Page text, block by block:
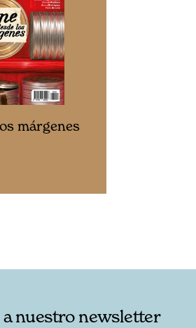
márgenes
nuestro newsletter